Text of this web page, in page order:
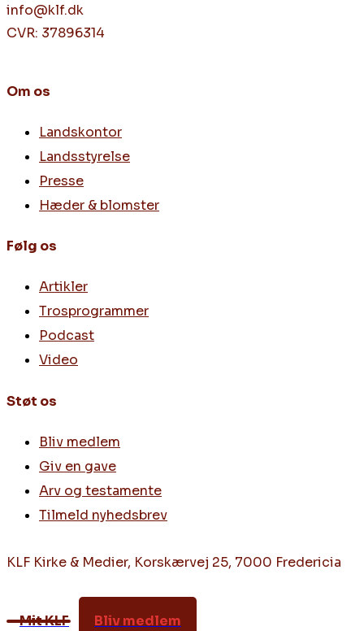
info@klf.dk
CVR: 37896314
Om os
Landskontor
Landsstyrelse
Presse
Hæder & blomster
Følg os
Artikler
Trosprogrammer
Podcast
Video
Støt os
Bliv medlem
Giv en gave
Arv og testamente
Tilmeld nyhedsbrev
KLF Kirke & Medier, Korskærvej 25, 7000 Fredericia
Mit KLF Bliv medlem